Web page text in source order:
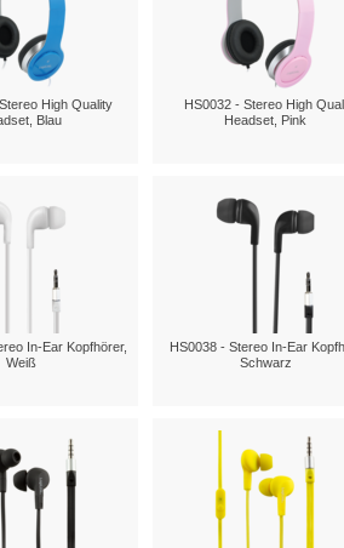
High Quality
Blau
HS0032 - Stereo High
Headset, Pink
In-Ear Kopfhörer,
Weiß
HS0038 - Stereo In-Ear
Schwarz